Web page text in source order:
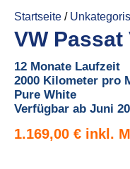
Startseite /
VW Passat
12 Monate Laufzeit
2000 Kilometer pro
Pure White
Verfügbar ab Juni
1.169,00 €